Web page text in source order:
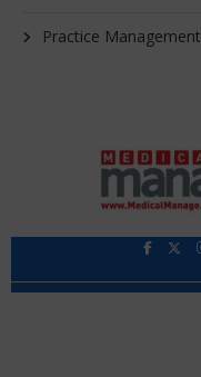
Practice Management